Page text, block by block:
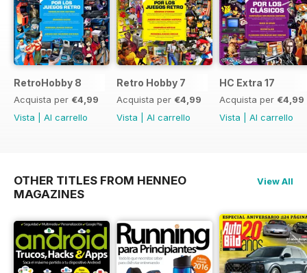
RetroHobby 8
Acquista per €4,99
Vista
Al carrello
Retro Hobby 7
Acquista per €4,99
Vista
Al carrello
HC Extra 17
Acquista per €4,99
Vista
Al carrello
OTHER TITLES FROM HENNEO
MAGAZINES
View All